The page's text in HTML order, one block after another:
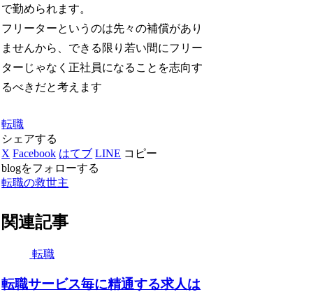
で勤められます。
フリーターというのは先々の補償があり
ませんから、できる限り若い間にフリー
ターじゃなく正社員になることを志向す
るべきだと考えます
転職
シェアする
X Facebook はてブ LINE コピー
blogをフォローする
転職の救世主
関連記事
転職
転職サービス毎に精通する求人は